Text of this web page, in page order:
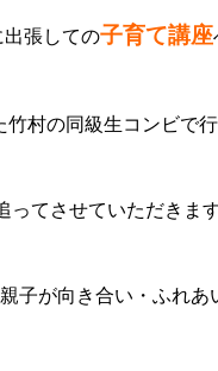
出張しての子育て講座
村の同級生コンビで
ってさせていただきま
子が向き合い・ふれあ